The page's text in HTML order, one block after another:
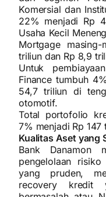
Komersial dan
22% menjadi Rp
Usaha Kecil
Mortgage
triliun dan Rp 8,9
Untuk
Finance tumbuh
54,7 triliun di
otomotif.
Total portofolio
7% menjadi Rp 147
Kualitas Aset yang
Bank Danamon
pengelolaan
yang pruden,
recovery kredit